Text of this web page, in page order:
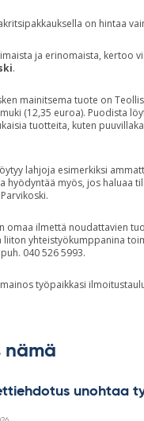
on hintaa
ja erinomaista, kertoo
.
mainitsema tuote on
(12,35 euroa). Puodista
tuotteita, kuten
lahjoja esimerkiksi
hyödyntää myös, jos haluaa
omaa ilmettä noudattavien
liiton yhteistyökumppanina
040 526 5993.
työpaikkasi
nämä
unoh­taa